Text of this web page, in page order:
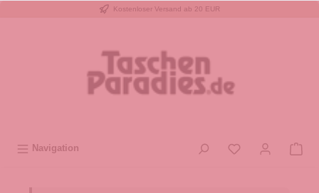
Kostenloser Versand ab 20 EUR
Navigation